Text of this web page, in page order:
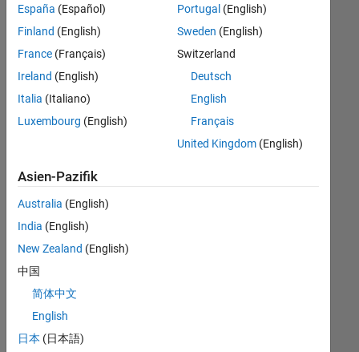
die
Suchkriterien
weiter
fassen
oder
alle
Stellenangebote
anzeigen .
noch
keine
offenen
Stellen
können,
die
Ihren
entsprechen,
España (Español)
Finland (English)
France (Français)
Ireland (English)
Italia (Italiano)
Luxembourg (English)
Portugal (English)
Sweden (English)
Switzerland
Deutsch
English
Français
United Kingdom(English)
Asien-Pazifik
Australia (English)
India (English)
New Zealand (English)
中国
简体中文
English
日本 (日本語)